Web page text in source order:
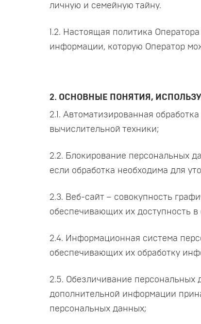
личную и семейную тайну.
1.2. Настоящая политика
информации, которую Оператор
2. ОСНОВНЫЕ ПОНЯТИЯ,
2.1. Автоматизированная
вычислительной техники;
2.2. Блокирование персональных
если обработка необходима для
2.3. Веб-сайт – совокупность
обеспечивающих их доступность
2.4. Информационная система
обеспечивающих их обработку
2.5. Обезличивание персональных
дополнительной информации
персональных данных;